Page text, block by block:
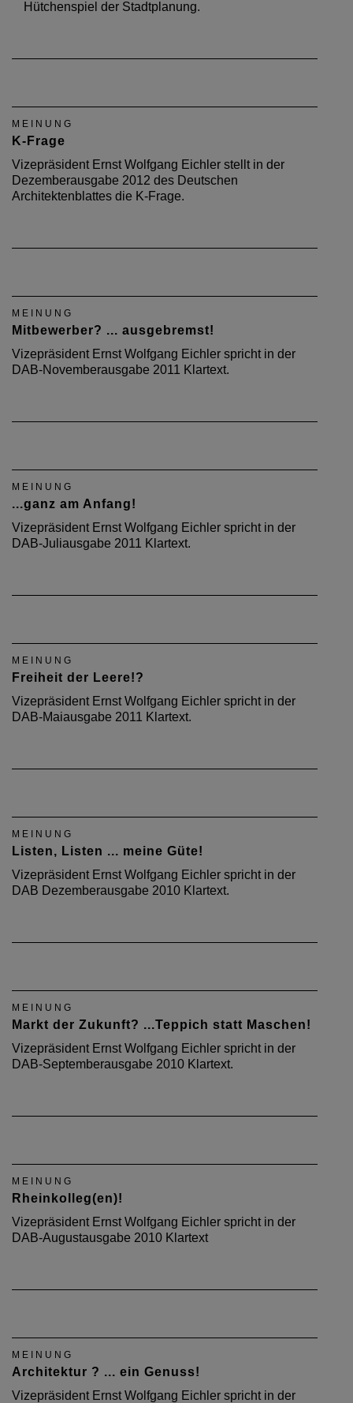
Hütchenspiel der Stadtplanung.
MEINUNG
K-Frage
Vizepräsident Ernst Wolfgang Eichler stellt in der
Dezemberausgabe 2012 des Deutschen
Architektenblattes die K-Frage.
MEINUNG
Mitbewerber? ... ausgebremst!
Vizepräsident Ernst Wolfgang Eichler spricht in der
DAB-Novemberausgabe 2011 Klartext.
MEINUNG
...ganz am Anfang!
Vizepräsident Ernst Wolfgang Eichler spricht in der
DAB-Juliausgabe 2011 Klartext.
MEINUNG
Freiheit der Leere!?
Vizepräsident Ernst Wolfgang Eichler spricht in der
DAB-Maiausgabe 2011 Klartext.
MEINUNG
Listen, Listen ... meine Güte!
Vizepräsident Ernst Wolfgang Eichler spricht in der
DAB Dezemberausgabe 2010 Klartext.
MEINUNG
Markt der Zukunft? ...Teppich statt Maschen!
Vizepräsident Ernst Wolfgang Eichler spricht in der
DAB-Septemberausgabe 2010 Klartext.
MEINUNG
Rheinkolleg(en)!
Vizepräsident Ernst Wolfgang Eichler spricht in der
DAB-Augustausgabe 2010 Klartext
MEINUNG
Architektur ? ... ein Genuss!
Vizepräsident Ernst Wolfgang Eichler spricht in der